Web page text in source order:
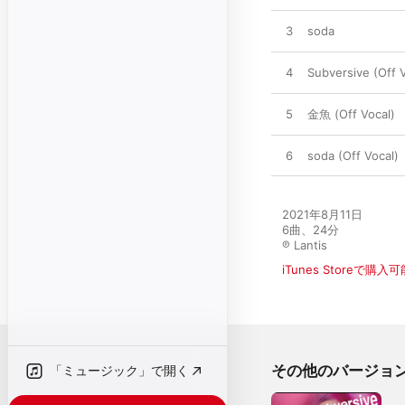
「ミュージック」で開く
3 soda
4 Subversive (Off
5 金魚 (Off Vocal)
6 soda (Off Vocal)
2021年8月11日
6曲、24分
℗ Lantis
iTunes Storeで購入可
その他のバージョ